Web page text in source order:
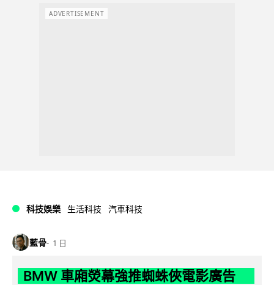
ADVERTISEMENT
科技娛樂 生活科技 汽車科技
藍骨 1 日
BMW 車廂熒幕強推蜘蛛俠電影廣告